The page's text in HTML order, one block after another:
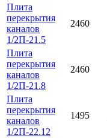
Плита
перекрытия
каналов
1/2П-21.5
2460
Плита
перекрытия
каналов
1/2П-21.8
2460
Плита
перекрытия
каналов
1/2П-22.12
1495